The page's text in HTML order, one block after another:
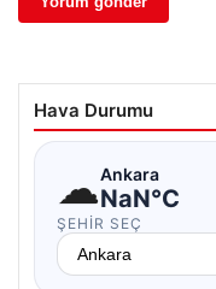
Hava Durumu
☁Ankara
NaN°C
ŞEHIR SEÇ